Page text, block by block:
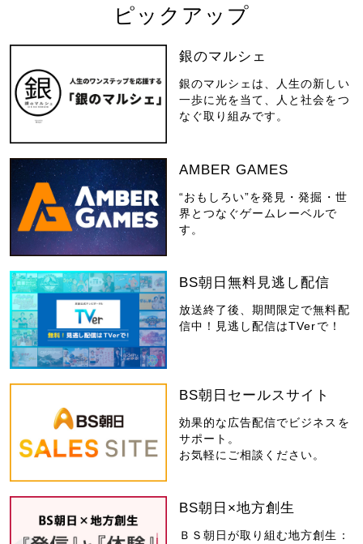
ピックアップ
銀のマルシェ
銀のマルシェは、人生の新しい
一歩に光を当て、人と社会をつ
なぐ取り組みです。
AMBER GAMES
“おもしろい”を発見・発掘・世
界とつなぐゲームレーベルで
す。
BS朝日無料見逃し配信
放送終了後、期間限定で無料配
信中！見逃し配信はTVerで！
BS朝日セールスサイト
効果的な広告配信でビジネスを
サポート。
お気軽にご相談ください。
BS朝日×地方創生
ＢＳ朝日が取り組む地方創生：